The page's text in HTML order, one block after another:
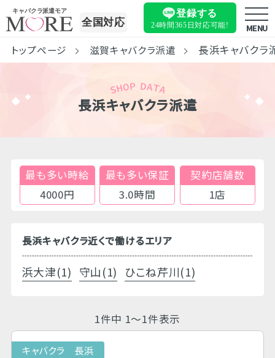
キャバクラ派遣モア
全国対応
登録する
24時間365日対応可能! MENU
トップページ 滋賀キャバクラ派遣 長浜キャバクラ
長浜キャバクラ派遣
最も多い時給
4000円
最も多い保証
3.0時間
契約店舗数
1店
長浜キャバクラ近くで働けるエリア
浜大津(1) 守山(1) ひこね芹川(1)
1件中 1～1件表示
キャバクラ 長浜